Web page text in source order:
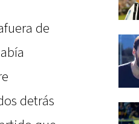
de
detrás